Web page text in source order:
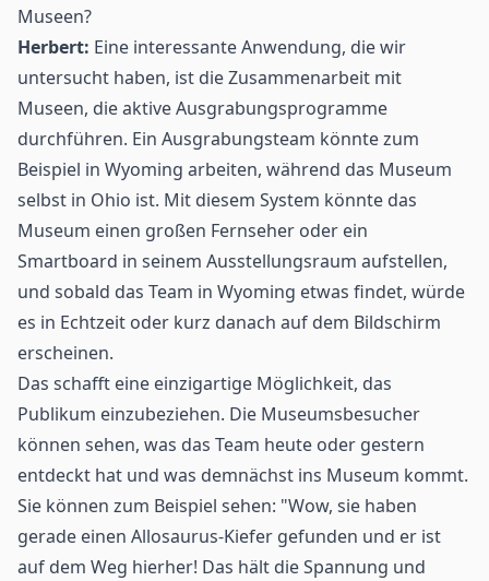
Museen?
Herbert: Eine interessante Anwendung, die wir
untersucht haben, ist die Zusammenarbeit mit
Museen, die aktive Ausgrabungsprogramme
durchführen. Ein Ausgrabungsteam könnte zum
Beispiel in Wyoming arbeiten, während das Museum
selbst in Ohio ist. Mit diesem System könnte das
Museum einen großen Fernseher oder ein
Smartboard in seinem Ausstellungsraum aufstellen,
und sobald das Team in Wyoming etwas findet, würde
es in Echtzeit oder kurz danach auf dem Bildschirm
erscheinen.
Das schafft eine einzigartige Möglichkeit, das
Publikum einzubeziehen. Die Museumsbesucher
können sehen, was das Team heute oder gestern
entdeckt hat und was demnächst ins Museum kommt.
Sie können zum Beispiel sehen: "Wow, sie haben
gerade einen Allosaurus-Kiefer gefunden und er ist
auf dem Weg hierher! Das hält die Spannung und